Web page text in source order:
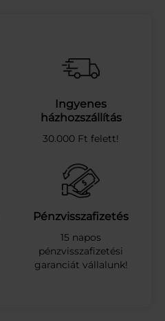
Ingyenes
házhozszállítás
30.000 Ft felett!
Pénzvisszafizetés
15 napos
pénzvisszafizetési
garanciát vállalunk!